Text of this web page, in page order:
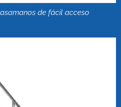
de fácil acceso